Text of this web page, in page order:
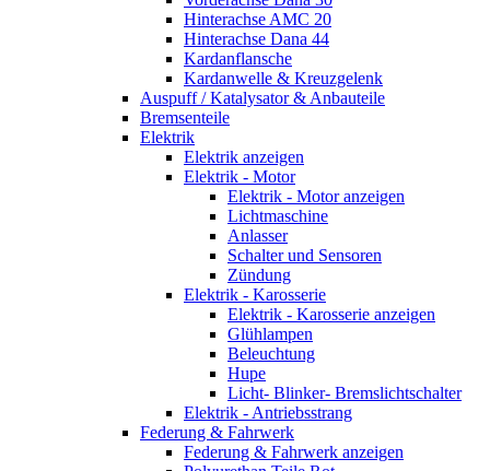
Hinterachse AMC 20
Hinterachse Dana 44
Kardanflansche
Kardanwelle & Kreuzgelenk
Auspuff / Katalysator & Anbauteile
Bremsenteile
Elektrik
Elektrik anzeigen
Elektrik - Motor
Elektrik - Motor anzeigen
Lichtmaschine
Anlasser
Schalter und Sensoren
Zündung
Elektrik - Karosserie
Elektrik - Karosserie anzeigen
Glühlampen
Beleuchtung
Hupe
Licht- Blinker- Bremslichtschalter
Elektrik - Antriebsstrang
Federung & Fahrwerk
Federung & Fahrwerk anzeigen